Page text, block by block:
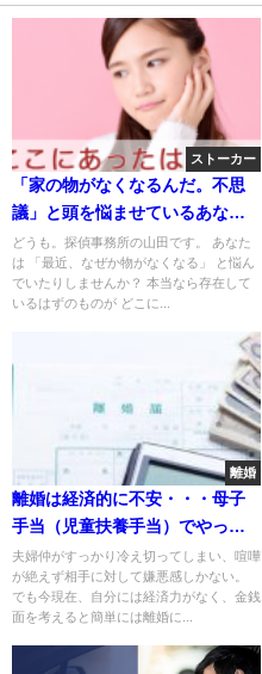
ストーカー
「家の物がなくなるんだ。不思
議」と頭を悩ませているあなた
へ
どうも。探偵事務所の山田です。 あなた
は 「最近、なぜか物がなくなる」 と悩ん
でいたりしませんか？ 本当なら存在して
いるはずのものが どこに...
離婚
離婚は経済的に不安・・・母子
手当（児童扶養手当）でやって
いけるのか
夫婦仲がすっかり冷え切ってしまい、喧嘩
が絶えず相手に対して嫌悪感しかない。
でも今現在、自分には経済力がなく、金銭
面を考えると簡単には離婚に...